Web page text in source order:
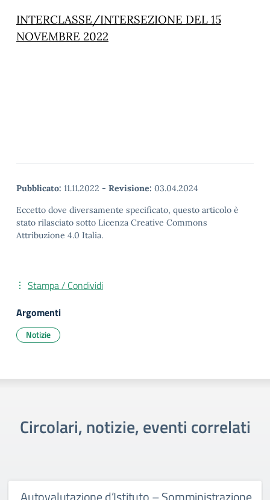
INTERCLASSE/INTERSEZIONE DEL 15
NOVEMBRE 2022
Pubblicato: 11.11.2022 - Revisione: 03.04.2024
Eccetto dove diversamente specificato, questo articolo è
stato rilasciato sotto Licenza Creative Commons
Attribuzione 4.0 Italia.
Stampa / Condividi
Argomenti
Notizie
Circolari, notizie, eventi correlati